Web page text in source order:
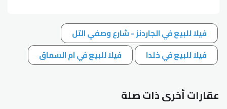
فيلا للبيع في الجاردنز - شارع وصفي التل
فيلا للبيع في خلدا
فيلا للبيع في ام السماق
عقارات أخرى ذات صلة